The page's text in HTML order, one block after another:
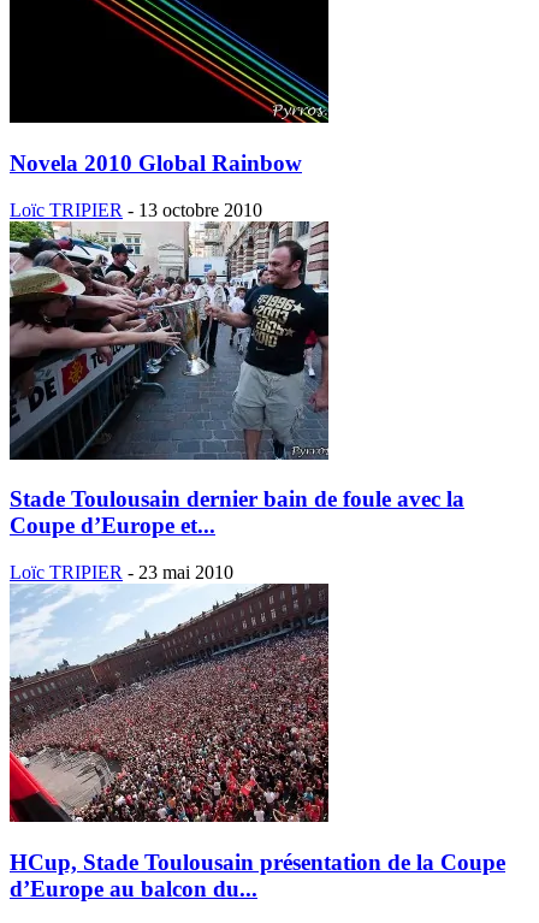
Novela 2010 Global Rainbow
Loïc TRIPIER - 13 octobre 2010
Stade Toulousain dernier bain de foule avec la
Coupe d’Europe et...
Loïc TRIPIER - 23 mai 2010
HCup, Stade Toulousain présentation de la Coupe
d’Europe au balcon du...